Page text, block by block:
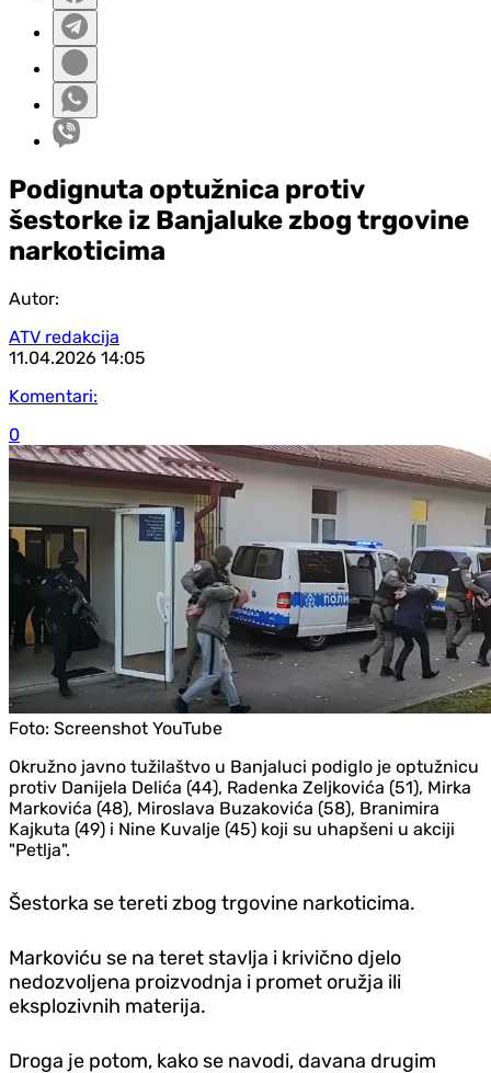
Podignuta optužnica protiv
šestorke iz Banjaluke zbog trgovine
narkoticima
Autor:
ATV redakcija
11.04.2026 14:05
Komentari:
0
Foto: Screenshot YouTube
Okružno javno tužilaštvo u Banjaluci podiglo je optužnicu
protiv Danijela Delića (44), Radenka Zeljkovića (51), Mirka
Markovića (48), Miroslava Buzakovića (58), Branimira
Kajkuta (49) i Nine Kuvalje (45) koji su uhapšeni u akciji
"Petlja".
Šestorka se tereti zbog trgovine narkoticima.
Markoviću se na teret stavlja i krivično djelo
nedozvoljena proizvodnja i promet oružja ili
eksplozivnih materija.
Droga je potom, kako se navodi, davana drugim